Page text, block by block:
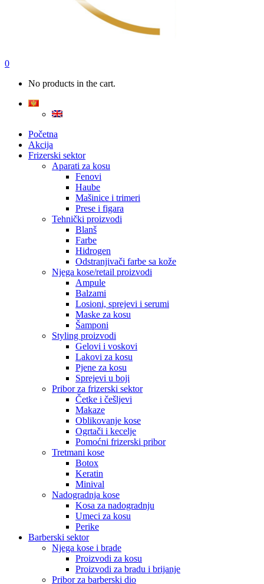
0
No products in the cart.
Početna
Akcija
Frizerski sektor
Aparati za kosu
Fenovi
Haube
Mašinice i trimeri
Prese i figara
Tehnički proizvodi
Blanš
Farbe
Hidrogen
Odstranjivači farbe sa kože
Njega kose/retail proizvodi
Ampule
Balzami
Losioni, sprejevi i serumi
Maske za kosu
Šamponi
Styling proizvodi
Gelovi i voskovi
Lakovi za kosu
Pjene za kosu
Sprejevi u boji
Pribor za frizerski sektor
Četke i češljevi
Makaze
Oblikovanje kose
Ogrtači i kecelje
Pomoćni frizerski pribor
Tretmani kose
Botox
Keratin
Minival
Nadogradnja kose
Kosa za nadogradnju
Umeci za kosu
Perike
Barberski sektor
Njega kose i brade
Proizvodi za kosu
Proizvodi za bradu i brijanje
Pribor za barberski dio